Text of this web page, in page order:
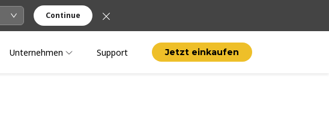
Continue
Unternehmen Support Jetzt einkaufen